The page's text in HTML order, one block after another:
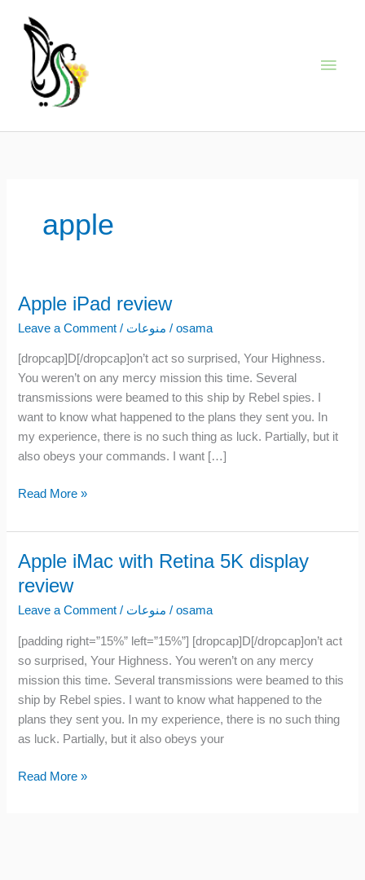
content
apple
Apple iPad review
Leave a Comment / منوعات /osama
[dropcap]D[/dropcap]on’t act so surprised, Your Highness.
You weren’t on any mercy mission this time. Several
transmissions were beamed to this ship by Rebel spies. I
want to know what happened to the plans they sent you. In
my experience, there is no such thing as luck. Partially, but it
also obeys your commands. I want […]
Apple
Read More »
Apple iMac with Retina 5K display
review
Leave a Comment / منوعات /osama
[padding right=”15%” left=”15%”] [dropcap]D[/dropcap]on’t act
so surprised, Your Highness. You weren’t on any mercy
mission this time. Several transmissions were beamed to this
ship by Rebel spies. I want to know what happened to the
plans they sent you. In my experience, there is no such thing
as luck. Partially, but it also obeys your
Apple
Retina
5K
display
review
Read More »